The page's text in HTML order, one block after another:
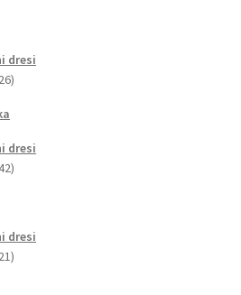
dresi
126
dresi
142
dresi
121